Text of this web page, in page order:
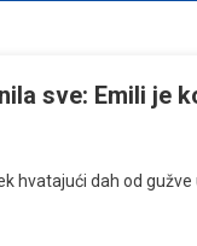
sve: Emili je
hvatajući dah od